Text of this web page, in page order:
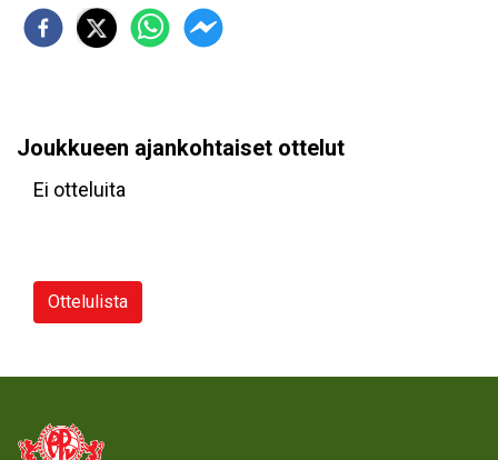
Joukkueen ajankohtaiset ottelut
Ei otteluita
Ottelulista